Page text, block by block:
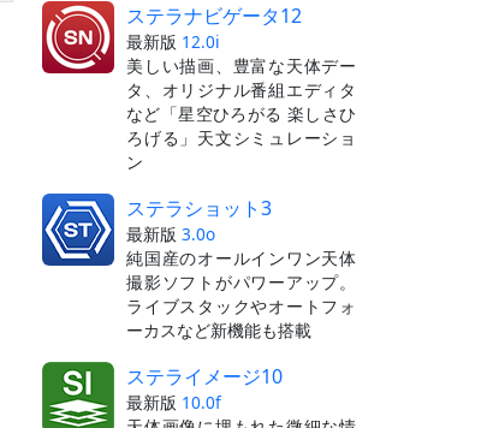
ステラナビゲータ12
最新版 12.0i
美しい描画、豊富な天体デー
タ、オリジナル番組エディタ
など「星空ひろがる 楽しさひ
ろげる」天文シミュレーショ
ン
ステラショット3
最新版 3.0o
純国産のオールインワン天体
撮影ソフトがパワーアップ。
ライブスタックやオートフォ
ーカスなど新機能も搭載
ステライメージ10
最新版 10.0f